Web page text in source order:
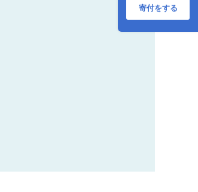
寄付をする